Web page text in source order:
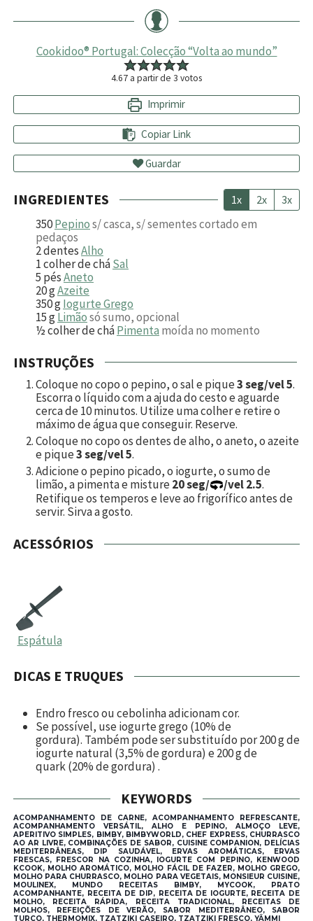
Cookidoo® Portugal: Colecção “Volta ao mundo”
4.67 a partir de 3 votos
Imprimir
Copiar Link
Guardar
INGREDIENTES 1x 2x 3x
350Pepinos/ casca, s/ sementes cortado em
pedaços
2dentesAlho
1colher de cháSal
5 pésAneto
20gAzeite
350gIogurte Grego
15gLimãosó sumo, opcional
½colher de cháPimenta moída no momento
INSTRUÇÕES
Coloque no copo o pepino, o sal e pique3 seg/vel 5.
Escorra o líquido com a ajuda do cesto e aguarde
cerca de 10 minutos. Utilize uma colher e retire o
máximo de água que conseguir. Reserve.
Coloque no copo os dentes de alho, o aneto, o azeite
e pique3 seg/vel 5.
Adicione o pepino picado, o iogurte, o sumo de
limão, a pimenta e misture20 seg/ /vel 2.5.
Retifique os temperos e leve ao frigorífico antes de
servir. Sirva a gosto.
ACESSÓRIOS
Espátula
DICAS E TRUQUES
Endro fresco ou cebolinha adicionam cor.
Se possível, use iogurte grego (10% de
gordura). Também pode ser substituído por200 g de
iogurte natural (3,5% de gordura) e200 g de
quark(20% de gordura) .
KEYWORDS
ACOMPANHAMENTO DE CARNE, ACOMPANHAMENTO REFRESCANTE,
ACOMPANHAMENTO VERSÁTIL, ALHO E PEPINO, ALMOÇO LEVE,
APERITIVO SIMPLES, BIMBY, BIMBYWORLD, CHEF EXPRESS, CHURRASCO
AO AR LIVRE, COMBINAÇÕES DE SABOR, CUISINE COMPANION, DELÍCIAS
MEDITERRÂNEAS, DIP SAUDÁVEL, ERVAS AROMÁTICAS, ERVAS
FRESCAS, FRESCOR NA COZINHA, IOGURTE COM PEPINO, KENWOOD
KCOOK, MOLHO AROMÁTICO, MOLHO FÁCIL DE FAZER, MOLHO GREGO,
MOLHO PARA CHURRASCO, MOLHO PARA VEGETAIS, MONSIEUR CUISINE,
MOULINEX, MUNDO RECEITAS BIMBY, MYCOOK, PRATO
ACOMPANHANTE, RECEITA DE DIP, RECEITA DE IOGURTE, RECEITA DE
MOLHO, RECEITA RÁPIDA, RECEITA TRADICIONAL, RECEITAS DE
MOLHOS, REFEIÇÕES DE VERÃO, SABOR MEDITERRÂNEO, SABOR
TURCO, THERMOMIX, TZATZIKI CASEIRO, TZATZIKI FRESCO, YÄMMI